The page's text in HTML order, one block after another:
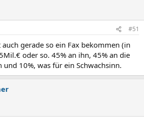
#51
gerade so ein Fax bekommen (in
oder so. 45% an ihn, 45% an die
10%, was für ein Schwachsinn.